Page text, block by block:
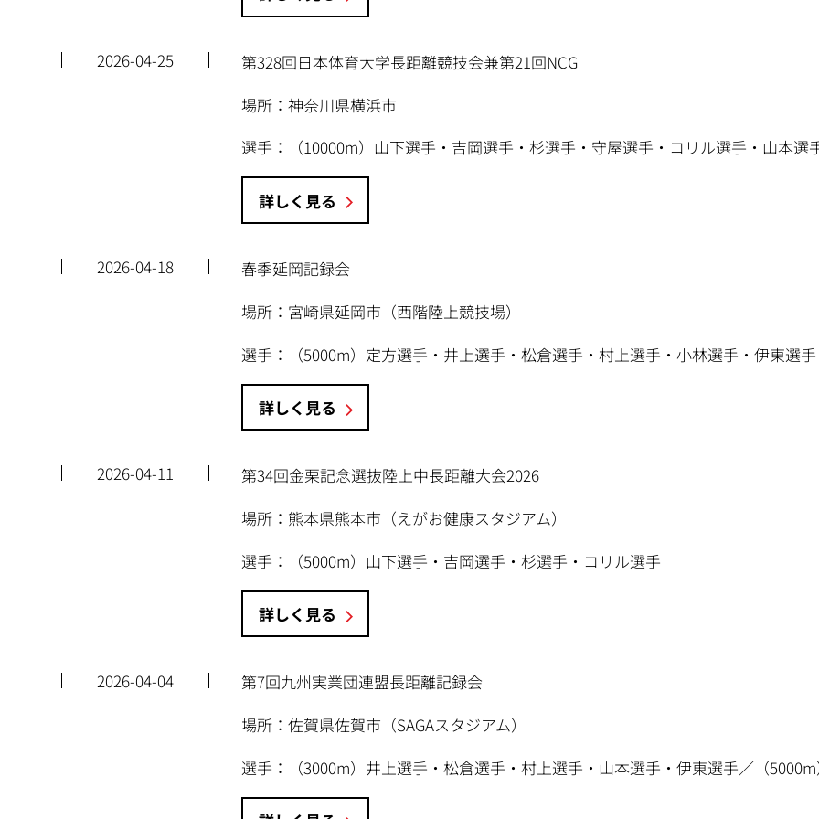
2026-04-25
第328回日本体育大学長距離競技会兼第21回NCG
場所：神奈川県横浜市
選手：（10000m）山下選手・吉岡選手・杉選手・守屋選手・コリル選手・山本選
詳しく見る
2026-04-18
春季延岡記録会
場所：宮崎県延岡市（西階陸上競技場）
選手：（5000m）定方選手・井上選手・松倉選手・村上選手・小林選手・伊東選
詳しく見る
2026-04-11
第34回金栗記念選抜陸上中長距離大会2026
場所：熊本県熊本市（えがお健康スタジアム）
選手：（5000m）山下選手・吉岡選手・杉選手・コリル選手
詳しく見る
2026-04-04
第7回九州実業団連盟長距離記録会
場所：佐賀県佐賀市（SAGAスタジアム）
選手：（3000m）井上選手・松倉選手・村上選手・山本選手・伊東選手／（